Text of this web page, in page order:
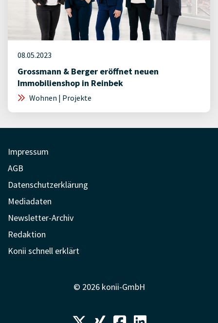
08.05.2023
Grossmann & Berger eröffnet neuen
Immobilienshop in Reinbek
Wohnen | Projekte
Impressum
AGB
Datenschutzerklärung
Mediadaten
Newsletter-Archiv
Redaktion
Konii schnell erklärt
© 2026 konii-GmbH